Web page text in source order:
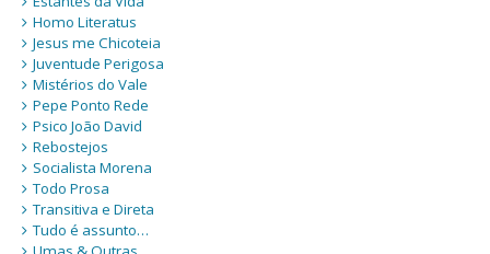
Homo Literatus
Jesus me Chicoteia
Juventude Perigosa
Mistérios do Vale
Pepe Ponto Rede
Psico João David
Rebostejos
Socialista Morena
Todo Prosa
Transitiva e Direta
Tudo é assunto…